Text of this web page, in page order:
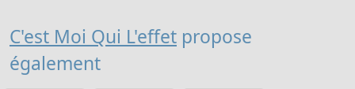
C'est Moi Qui L'effet propose
également